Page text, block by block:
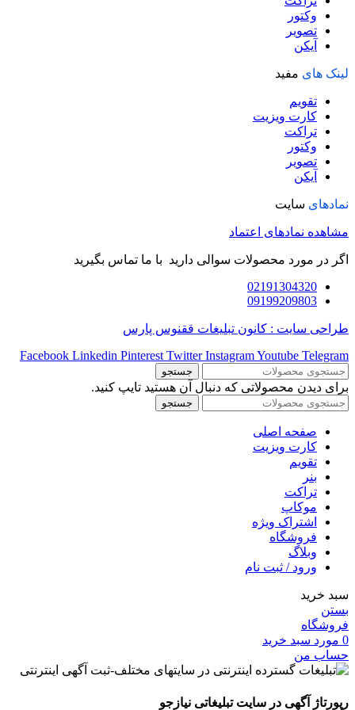
وکتور
تصویر
آیکن
لینک های مفید
تقویم
کارت ویزیت
تراکت
وکتور
تصویر
آیکن
نمادهای سایت
مشاهده نمادهای اعتماد
اگر در مورد محصولات سوالی دارید با ما تماس بگیرید
02191304320
09199209803
طراحی سایت : کانون تبلیغات ققنوس پارس
Facebook Linkedin Pinterest Twitter InstagramYoutube Telegram
جستجو
برای دیدن محصولاتی که دنبال آن هستید تایپ کنید.
جستجو
صفحه اصلی
کارت ویزیت
تقویم
بنر
تراکت
موکاپ
اشتراک ویژه
فروشگاه
وبلاگ
ورود / ثبت نام
سبد خرید
بستن
فروشگاه
0 مورد سبد خرید
حساب من
رپورتاژ آگهی در سایت تبلیغاتی نیازجو